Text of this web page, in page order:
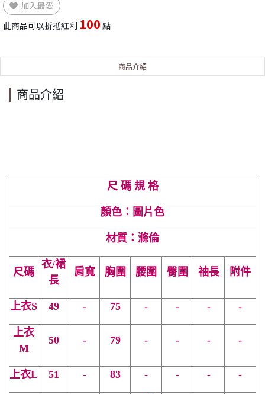
加入最愛
此商品可以折抵紅利 100 點
商品介紹
商品介紹
尺 碼 規 格
顏色：圖片色
材質：滌倫
尺碼
衣/裙
長
肩寬 胸圍 腰圍 臀圍 袖長 附件
上衣S 49 - 75 - - - -
上衣
M
50 - 79 - - - -
上衣L 51 - 83 - - - -